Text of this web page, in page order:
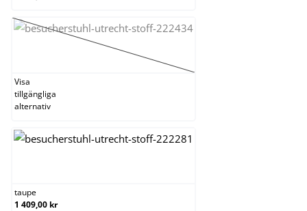
mörkgrå
(Det här alternativet är för närvarande inte
Visa
tillgängliga
alternativ
taupe
1 409,00 kr